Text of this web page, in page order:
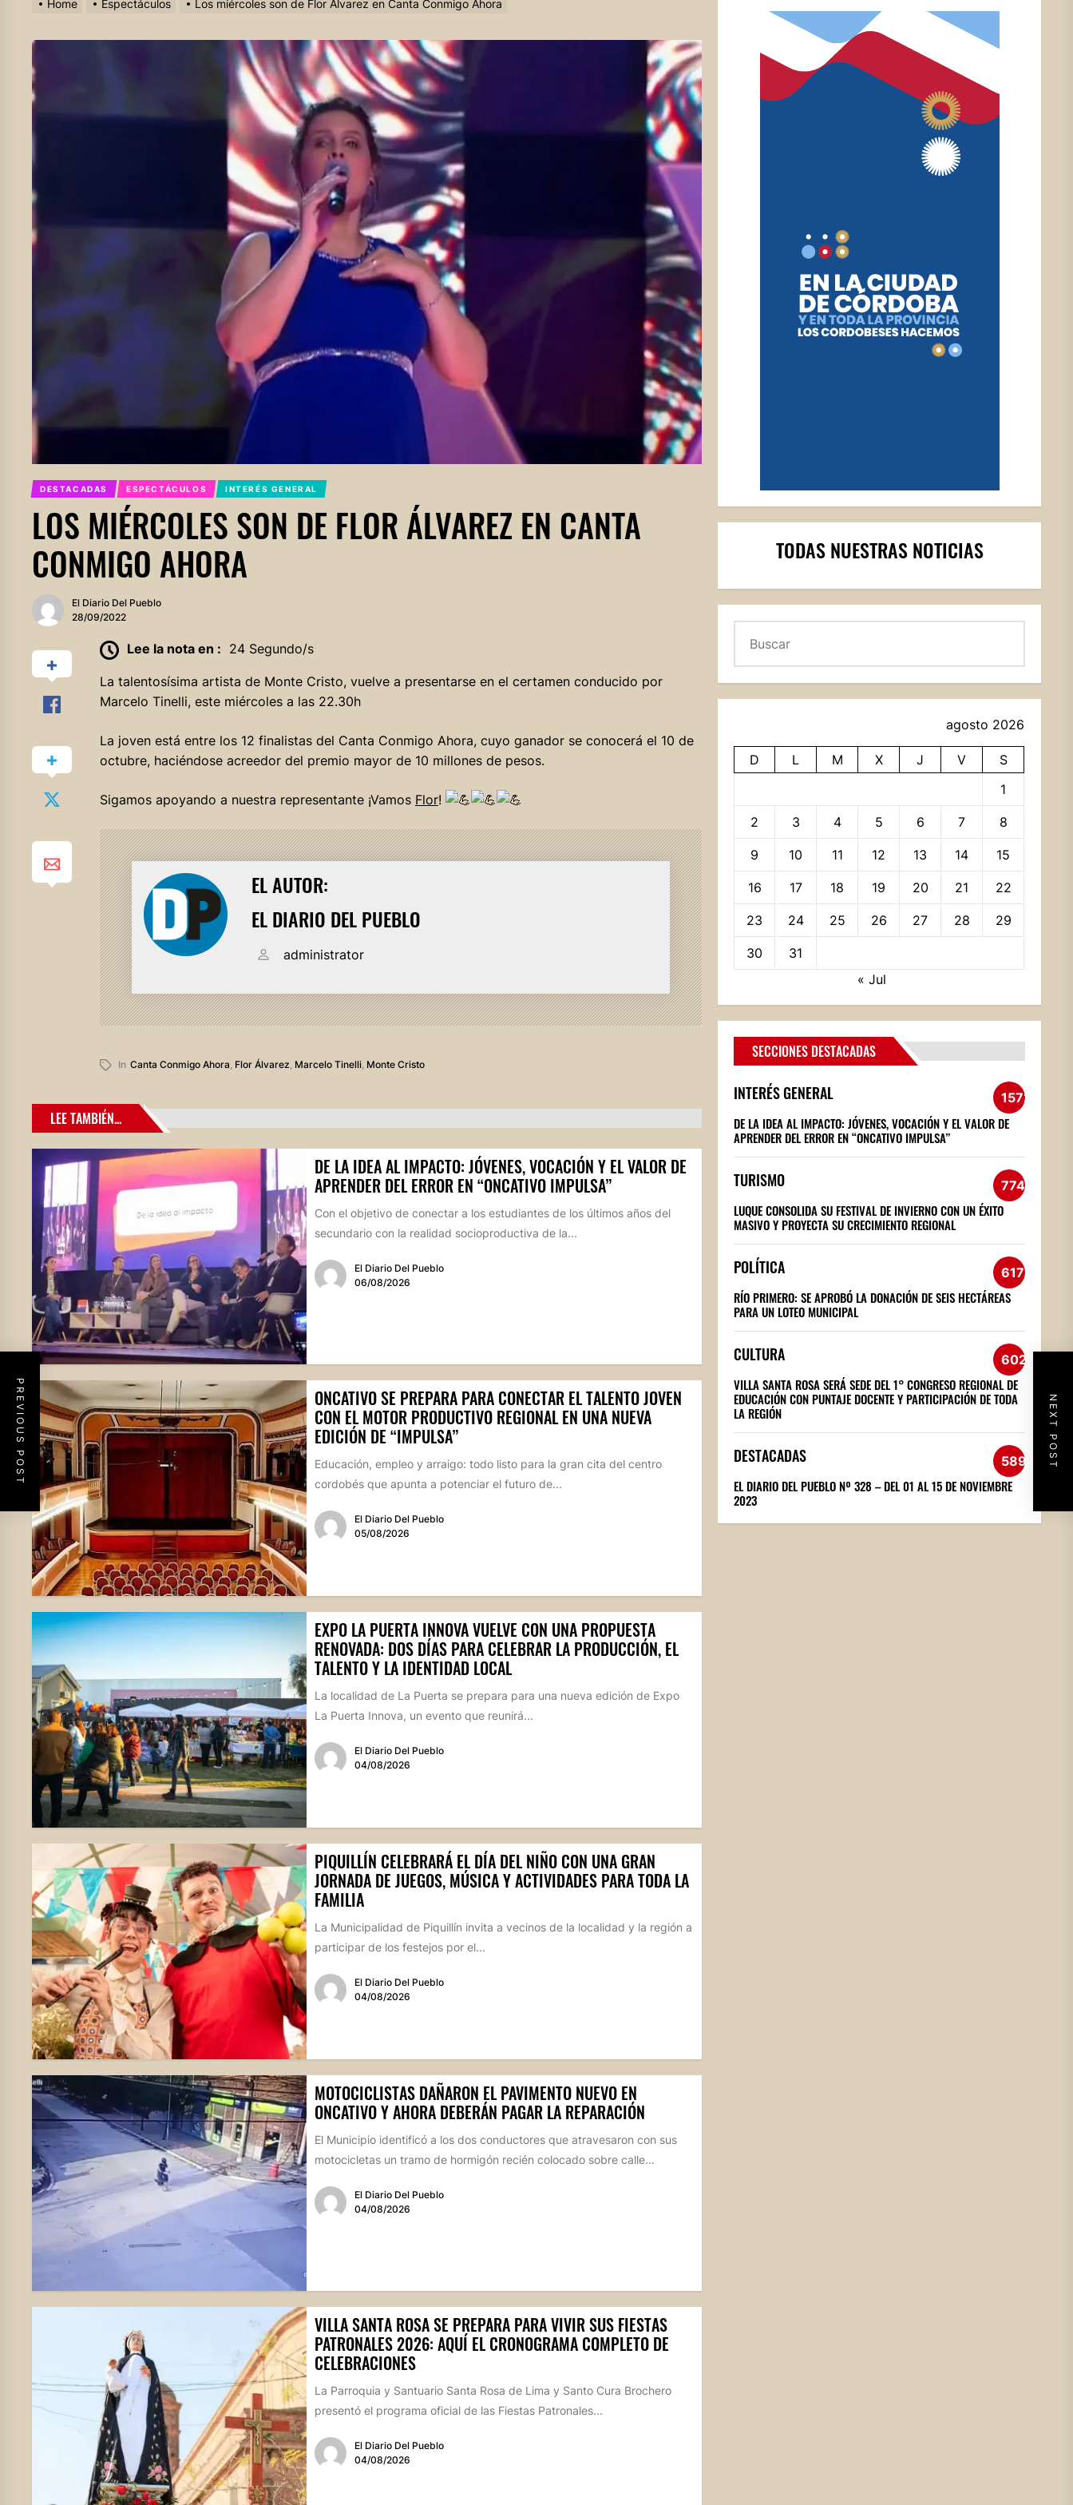
Home Espectáculos Los miércoles son de Flor Álvarez en Canta Conmigo Ahora
DESTACADAS ESPECTÁCULOS INTERÉS GENERAL
LOS MIÉRCOLES SON DE FLOR ÁLVAREZ EN CANTA
CONMIGO AHORA
El Diario Del Pueblo
28/09/2022
Lee la nota en : 24 Segundo/s
La talentosísima artista de Monte Cristo, vuelve a presentarse en el certamen conducido por
Marcelo Tinelli, este miércoles a las 22.30h
La joven está entre los 12 finalistas del Canta Conmigo Ahora, cuyo ganador se conocerá el 10 de
octubre, haciéndose acreedor del premio mayor de 10 millones de pesos.
Sigamos apoyando a nuestra representante ¡Vamos Flor!
EL AUTOR:
EL DIARIO DEL PUEBLO
administrator
In Canta Conmigo Ahora Flor Álvarez Marcelo Tinelli, Monte Cristo
PREVIOUS POST NEXT POST
LEE TAMBIÉN...
DE LA IDEA AL IMPACTO: JÓVENES, VOCACIÓN Y EL VALOR DE
APRENDER DEL ERROR EN “ONCATIVO IMPULSA”
Con el objetivo de conectar a los estudiantes de los últimos años del
secundario con la realidad socioproductiva de la...
El Diario Del Pueblo
06/08/2026
ONCATIVO SE PREPARA PARA CONECTAR EL TALENTO JOVEN
CON EL MOTOR PRODUCTIVO REGIONAL EN UNA NUEVA
EDICIÓN DE “IMPULSA”
Educación, empleo y arraigo: todo listo para la gran cita del centro
cordobés que apunta a potenciar el futuro de...
El Diario Del Pueblo
05/08/2026
EXPO LA PUERTA INNOVA VUELVE CON UNA PROPUESTA
RENOVADA: DOS DÍAS PARA CELEBRAR LA PRODUCCIÓN, EL
TALENTO Y LA IDENTIDAD LOCAL
La localidad de La Puerta se prepara para una nueva edición de Expo
La Puerta Innova, un evento que reunirá...
El Diario Del Pueblo
04/08/2026
PIQUILLÍN CELEBRARÁ EL DÍA DEL NIÑO CON UNA GRAN
JORNADA DE JUEGOS, MÚSICA Y ACTIVIDADES PARA TODA LA
FAMILIA
La Municipalidad de Piquillín invita a vecinos de la localidad y la región a
participar de los festejos por el...
El Diario Del Pueblo
04/08/2026
MOTOCICLISTAS DAÑARON EL PAVIMENTO NUEVO EN
ONCATIVO Y AHORA DEBERÁN PAGAR LA REPARACIÓN
El Municipio identificó a los dos conductores que atravesaron con sus
motocicletas un tramo de hormigón recién colocado sobre calle...
El Diario Del Pueblo
04/08/2026
VILLA SANTA ROSA SE PREPARA PARA VIVIR SUS FIESTAS
PATRONALES 2026: AQUÍ EL CRONOGRAMA COMPLETO DE
CELEBRACIONES
La Parroquia y Santuario Santa Rosa de Lima y Santo Cura Brochero
presentó el programa oficial de las Fiestas Patronales...
El Diario Del Pueblo
04/08/2026
TODAS NUESTRAS NOTICIAS
agosto 2026
D L M X J V
S
1
2 3 4 5 6 7 8
9 10 11 12 13 14 15
16 17 18 19 20 21 22
23 24 25 26 27 28 29
30
31
« Jul
SECCIONES DESTACADAS
INTERÉS GENERAL 1572
DE LA IDEA AL IMPACTO: JÓVENES, VOCACIÓN Y EL VALOR DE
APRENDER DEL ERROR EN “ONCATIVO IMPULSA”
TURISMO 774
LUQUE CONSOLIDA SU FESTIVAL DE INVIERNO CON UN ÉXITO
MASIVO Y PROYECTA SU CRECIMIENTO REGIONAL
POLÍTICA 617
RÍO PRIMERO: SE APROBÓ LA DONACIÓN DE SEIS HECTÁREAS
PARA UN LOTEO MUNICIPAL
CULTURA 602
VILLA SANTA ROSA SERÁ SEDE DEL 1° CONGRESO REGIONAL DE
EDUCACIÓN CON PUNTAJE DOCENTE Y PARTICIPACIÓN DE TODA
LA REGIÓN
DESTACADAS 589
EL DIARIO DEL PUEBLO Nº 328 – DEL 01 AL 15 DE NOVIEMBRE
2023